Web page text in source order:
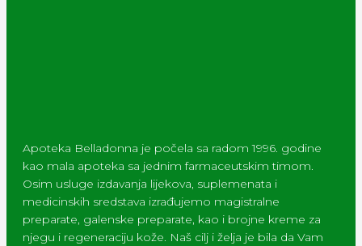
Apoteka Belladonna je počela sa radom 1996. godine
kao mala apoteka sa jednim farmaceutskim timom.
Osim usluge izdavanja lijekova, suplemenata i
medicinskih sredstava izrađujemo magistralne
preparate, galenske preparate, kao i brojne kreme za
njegu i regeneraciju kože. Naš cilj i želja je bila da Vam